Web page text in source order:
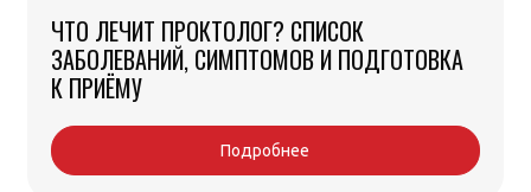
ЧТО ЛЕЧИТ ПРОКТОЛОГ? СПИСОК
ЗАБОЛЕВАНИЙ, СИМПТОМОВ И ПОДГОТОВКА
К ПРИЁМУ
Подробнее